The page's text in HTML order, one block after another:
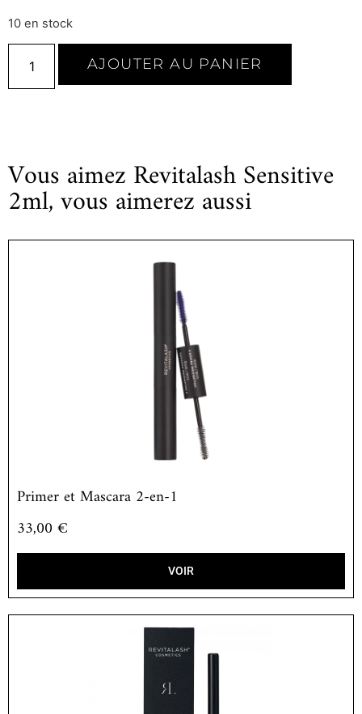
10 en stock
AJOUTER AU PANIER
Vous aimez Revitalash Sensitive
2ml, vous aimerez aussi
Primer et Mascara 2-en-1
33,00 €
VOIR